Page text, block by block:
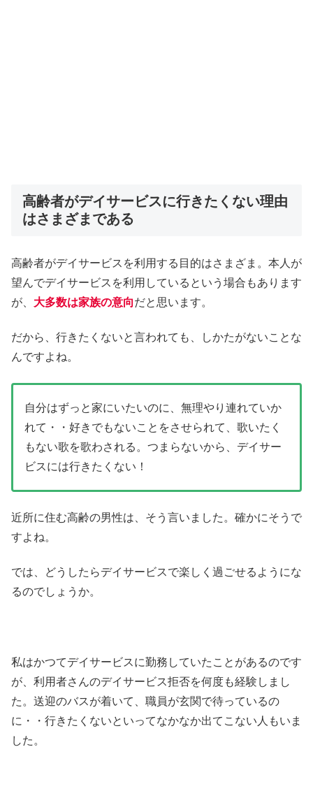
高齢者がデイサービスに行きたくない理由
はさまざまである
高齢者がデイサービスを利用する目的はさまざま。本人が
望んでデイサービスを利用しているという場合もあります
が、 大多数は家族の意向だと思います。
だから、行きたくないと言われても、しかたがないことな
んですよね。
自分はずっと家にいたいのに、無理やり連れていか
れて・・好きでもないことをさせられて、歌いたく
もない歌を歌わされる。つまらないから、デイサー
ビスには行きたくない！
近所に住む高齢の男性は、そう言いました。確かにそうで
すよね。
では、どうしたらデイサービスで楽しく過ごせるようにな
るのでしょうか。
私はかつてデイサービスに勤務していたことがあるのです
が、利用者さんのデイサービス拒否を何度も経験しまし
た。送迎のバスが着いて、職員が玄関で待っているの
に・・行きたくないといってなかなか出てこない人もいま
した。